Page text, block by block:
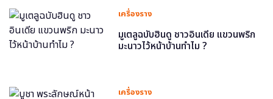
เครื่องราง
มูเตลูฉบับฮินดู ชาวอินเดีย แขวนพริก
มะนาวไว้หน้าบ้านทำไม ?
เครื่องราง